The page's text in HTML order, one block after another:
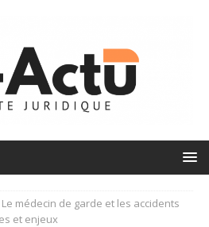
Le médecin de garde et les accidents
et enjeux